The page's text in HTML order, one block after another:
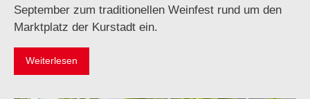
September zum traditionellen Weinfest rund um den
Marktplatz der Kurstadt ein.
Weiterlesen